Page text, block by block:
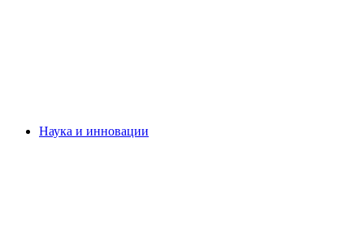
Наука и инновации